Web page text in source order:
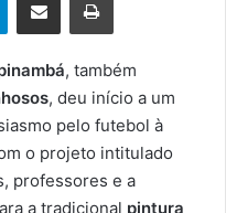
, também
, deu início a um
pelo futebol à
o projeto intitulado
professores e a
a tradicional pintura